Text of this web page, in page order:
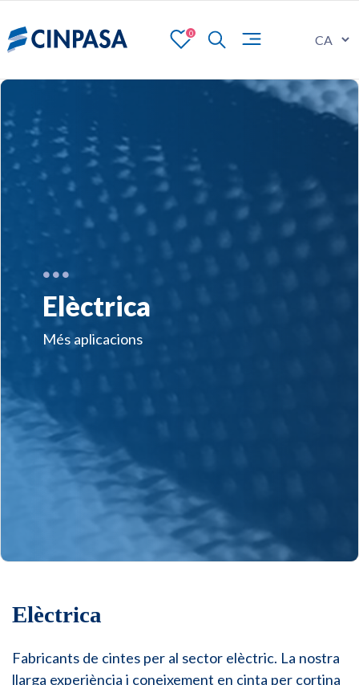
0
Elèctrica
Més aplicacions
Elèctrica
Fabricants de cintes per al sector elèctric. La nostra
llarga experiència i coneixement en cinta per cortina